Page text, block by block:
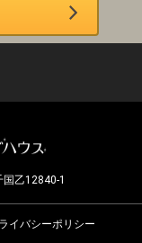
乙12840-1
イバシーポリシー